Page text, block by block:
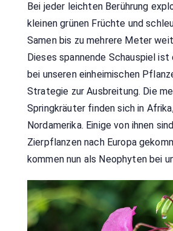
Bei jeder leichten Berührung
kleinen grünen Früchte und
Samen bis zu mehrere Meter
Dieses spannende Schauspiel ist
bei unseren einheimischen
Strategie zur Ausbreitung. Die
Springkräuter finden sich in
Nordamerika. Einige von ihnen
Zierpflanzen nach Europa
kommen nun als Neophyten bei